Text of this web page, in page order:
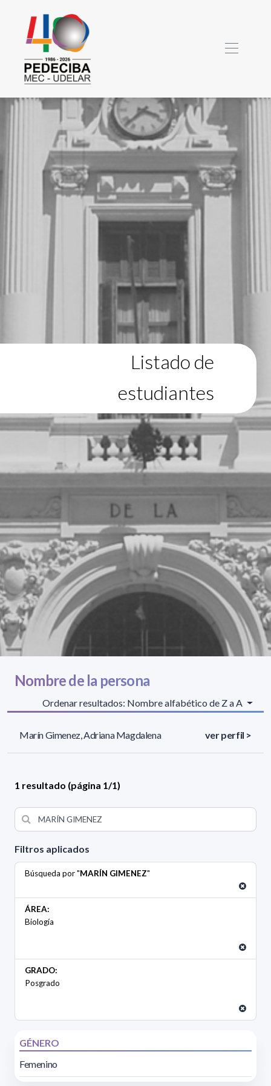
Listado de
estudiantes
Filtros aplicados
Búsqueda por "MARÍN GIMENEZ"
ÁREA:
Biología
GRADO:
Posgrado
GÉNERO
Femenino
Nombre de la persona
Ordenar resultados: Nombre alfabético de Z a A
Marín Gimenez, Adriana Magdalena ver perfil >
1 resultado (página 1/1)